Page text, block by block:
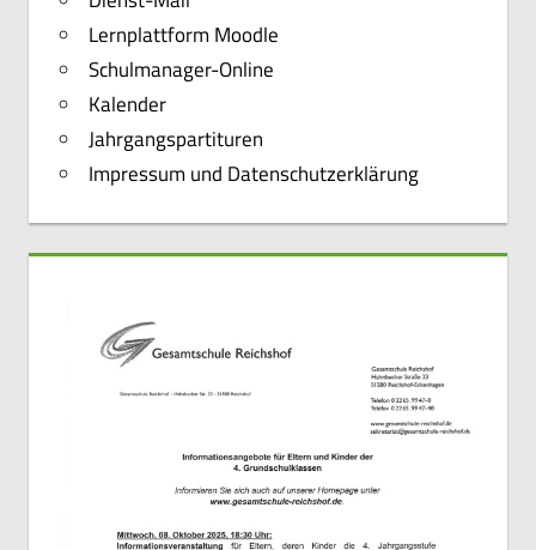
Lernplattform Moodle
Schulmanager-Online
Kalender
Jahrgangspartituren
Impressum und Datenschutzerklärung